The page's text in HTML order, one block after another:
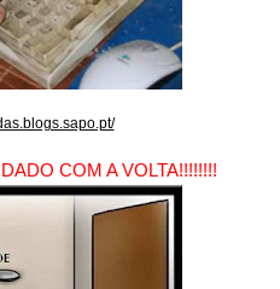
COM A VOLTA!!!!!!!!